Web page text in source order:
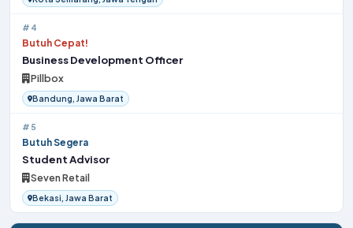
#4
Butuh Cepat!
Business Development Officer
Pillbox
Bandung, Jawa Barat
#5
Butuh Segera
Student Advisor
Seven Retail
Bekasi, Jawa Barat